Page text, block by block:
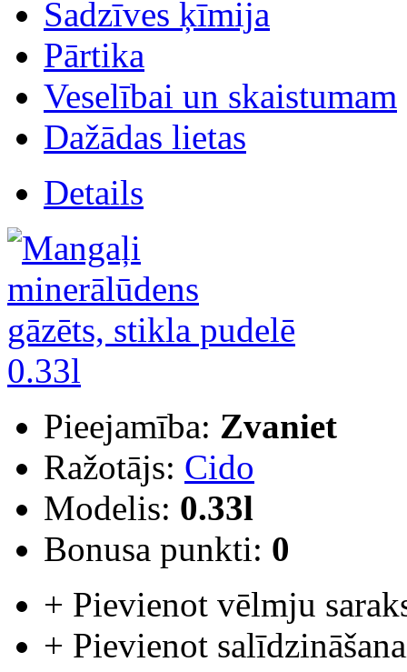
Sadzīves ķīmija
Pārtika
Veselībai un skaistumam
Dažādas lietas
Details
Pieejamība: Zvaniet
Ražotājs: Cido
Modelis: 0.33l
Bonusa punkti: 0
+ Pievienot vēlmju
+ Pievienot